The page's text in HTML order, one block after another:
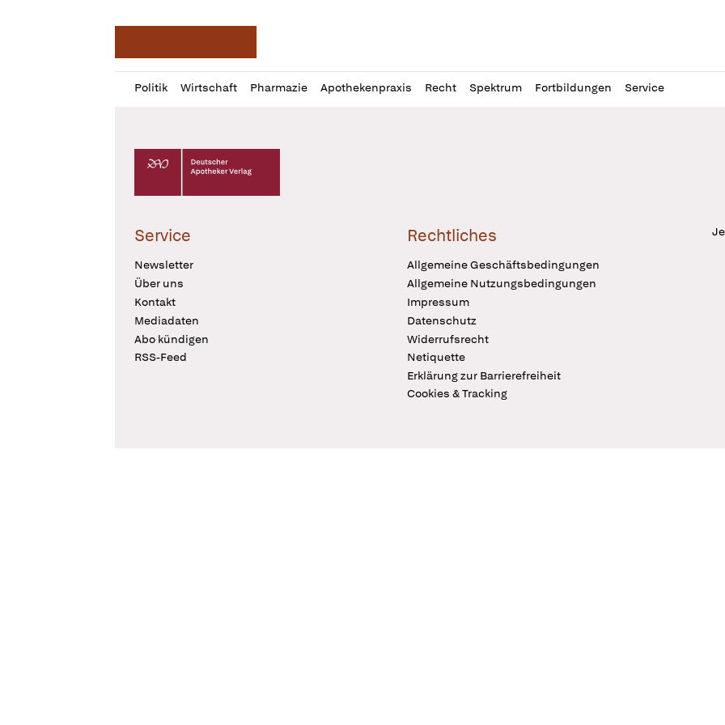
Politik Wirtschaft Pharmazie Apothekenpraxis Recht Spektrum Fortbildungen Service
Profil
öffnen
Daz
Pur
Deutscher Apotheker Verlag Logo
Service
Newsletter
Über uns
Kontakt
Mediadaten
Abo kündigen
RSS-Feed
Rechtliches
Allgemeine Geschäftsbedingungen
Allgemeine Nutzungsbedingungen
Impressum
Datenschutz
Widerrufsrecht
Netiquette
Erklärung zur Barrierefreiheit
Cookies & Tracking